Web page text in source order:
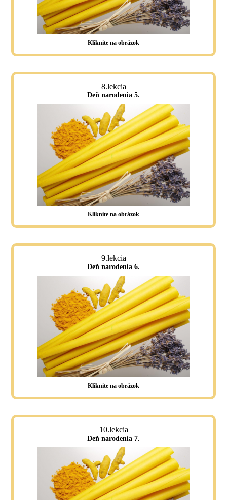
Kliknite na obrázok
8.lekcia
Deň narodenia 5.
Kliknite na obrázok
9.lekcia
Deň narodenia 6.
Kliknite na obrázok
10.lekcia
Deň narodenia 7.